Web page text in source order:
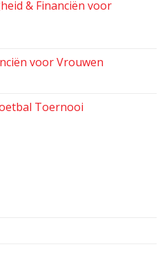
& Financiën voor
voor Vrouwen
Toernooi